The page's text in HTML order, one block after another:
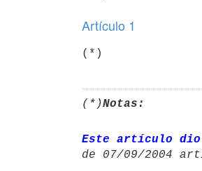
Artículo 1
(*)
(*)Notas:
Este artículo dio
de 07/09/2004